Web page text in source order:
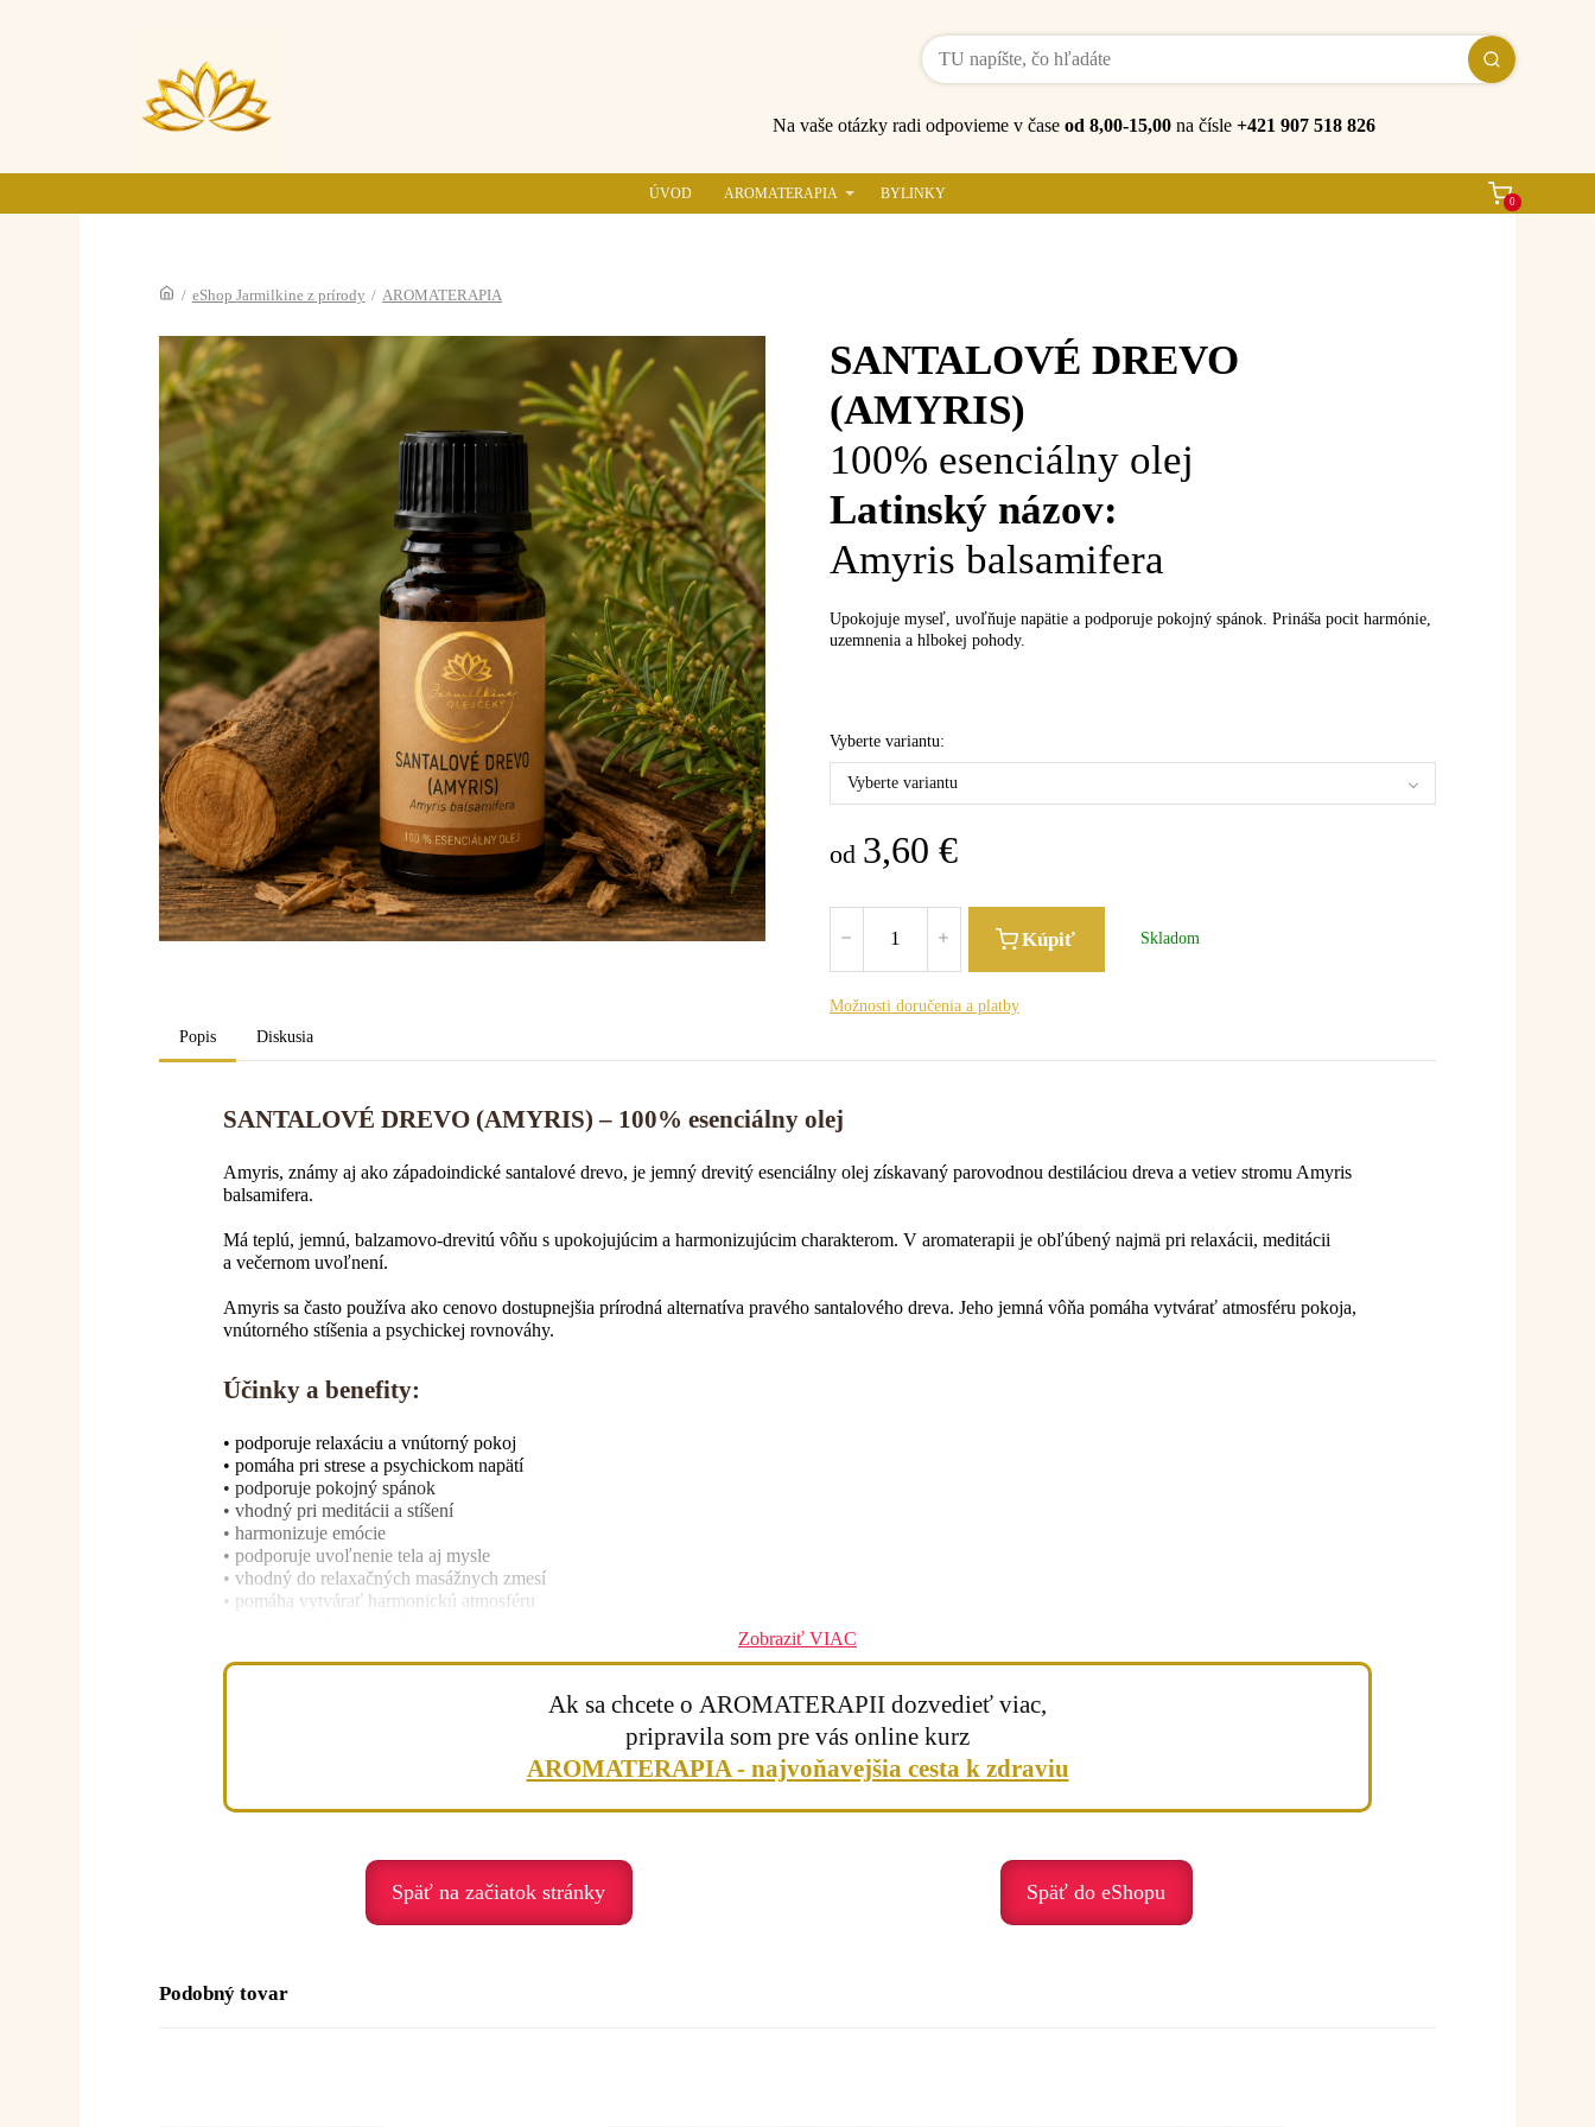
Na vaše otázky radi odpovieme v časeod 8,00-15,00 na čísle+421 907 518 826
ÚVOD AROMATERAPIA BYLINKY 0
/ eShop Jarmilkine z prírody / AROMATERAPIA
SANTALOVÉ DREVO
(AMYRIS)
100% esenciálny olej
Latinský názov:
Amyris balsamifera
Upokojuje myseľ, uvoľňuje napätie a podporuje pokojný spánok. Prináša pocit harmónie,
uzemnenia a hlbokej pohody.
Vyberte variantu:
Vyberte variantu
od 3,60 €
Kúpiť Skladom
Možnosti doručenia a platby
Popis
Diskusia
SANTALOVÉ DREVO (AMYRIS) – 100% esenciálny olej
Amyris, známy aj ako západoindické santalové drevo, je jemný drevitý esenciálny olej získavaný parovodnou destiláciou dreva a vetiev stromu Amyris
balsamifera.
Má teplú, jemnú, balzamovo-drevitú vôňu s upokojujúcim a harmonizujúcim charakterom. V aromaterapii je obľúbený najmä pri relaxácii, meditácii
a večernom uvoľnení.
Amyris sa často používa ako cenovo dostupnejšia prírodná alternatíva pravého santalového dreva. Jeho jemná vôňa pomáha vytvárať atmosféru pokoja,
vnútorného stíšenia a psychickej rovnováhy.
Účinky a benefity:
• podporuje relaxáciu a vnútorný pokoj
• pomáha pri strese a psychickom napätí
• podporuje pokojný spánok
• vhodný pri meditácii a stíšení
• harmonizuje emócie
• podporuje uvoľnenie tela aj mysle
• vhodný do relaxačných masážnych zmesí
• pomáha vytvárať harmonickú atmosféru
Amyris je olej pokoja, uzemnenia a vnútorného stíšenia. Pomáha najmä v období stresu, psychického preťaženia alebo vnútorného nepokoja.
Podporuje nás, keď prežívame:
• psychické vyčerpanie – prináša pokoj
• nespavosť – podporuje uvoľnenie
• emocionálne napätie – pomáha spomaliť a vydýchnuť
Zobraziť VIAC
Ak sa chcete o AROMATERAPII dozvedieť viac,
pripravila som pre vás online kurz
AROMATERAPIA - najvoňavejšia cesta k zdraviu
Späť na začiatok stránky Späť do eShopu
Podobný tovar